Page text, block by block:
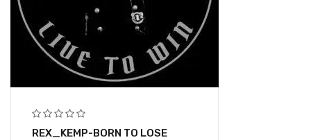
REX_KEMP-BORN TO LOSE